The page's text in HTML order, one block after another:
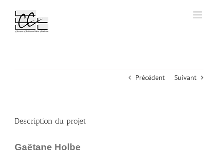
contenu
Précédent Suivant
Description du projet
Gaëtane Holbe